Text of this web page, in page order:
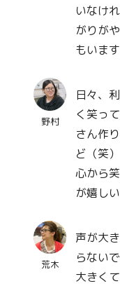
いなけ
がりが
もいま
野村
日々、
く笑っ
さん作
ど（笑）
心から
が嬉しい
荒木
声が大
らない
大きく